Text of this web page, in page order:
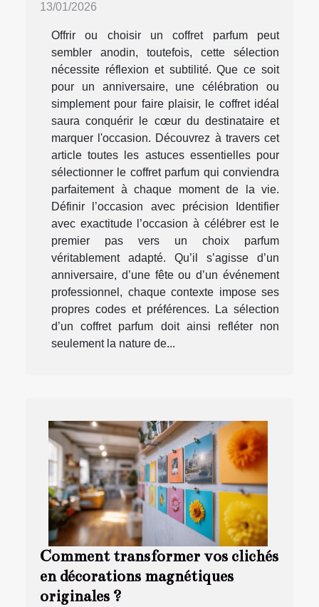
13/01/2026
Offrir ou choisir un coffret parfum peut
sembler anodin, toutefois, cette sélection
nécessite réflexion et subtilité. Que ce soit
pour un anniversaire, une célébration ou
simplement pour faire plaisir, le coffret idéal
saura conquérir le cœur du destinataire et
marquer l'occasion. Découvrez à travers cet
article toutes les astuces essentielles pour
sélectionner le coffret parfum qui conviendra
parfaitement à chaque moment de la vie.
Définir l’occasion avec précision Identifier
avec exactitude l’occasion à célébrer est le
premier pas vers un choix parfum
véritablement adapté. Qu’il s’agisse d’un
anniversaire, d’une fête ou d’un événement
professionnel, chaque contexte impose ses
propres codes et préférences. La sélection
d’un coffret parfum doit ainsi refléter non
seulement la nature de...
Comment transformer vos clichés
en décorations magnétiques
originales ?